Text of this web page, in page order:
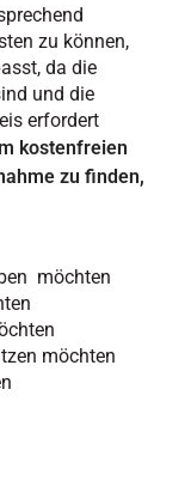
zu können,
da die
und die
erfordert
kostenfreien
zu finden,
möchten
möchten